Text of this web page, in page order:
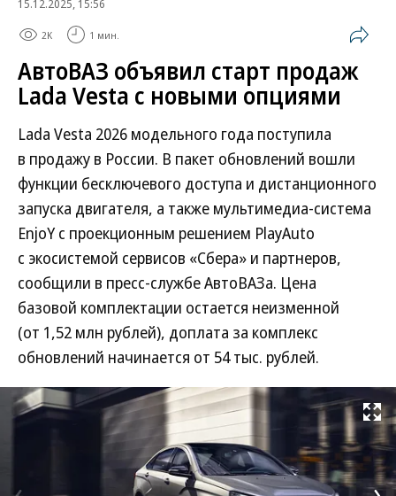
15.12.2025, 15:56
2K 1 мин.
АвтоВАЗ объявил старт продаж
Lada Vesta с новыми опциями
Lada Vesta 2026 модельного года поступила
в продажу в России. В пакет обновлений вошли
функции бесключевого доступа и дистанционного
запуска двигателя, а также мультимедиа-система
EnjoY с проекционным решением PlayAuto
с экосистемой сервисов «Сбера» и партнеров,
сообщили в пресс-службе АвтоВАЗа. Цена
базовой комплектации остается неизменной
(от 1,52 млн рублей), доплата за комплекс
обновлений начинается от 54 тыс. рублей.
Развернуть